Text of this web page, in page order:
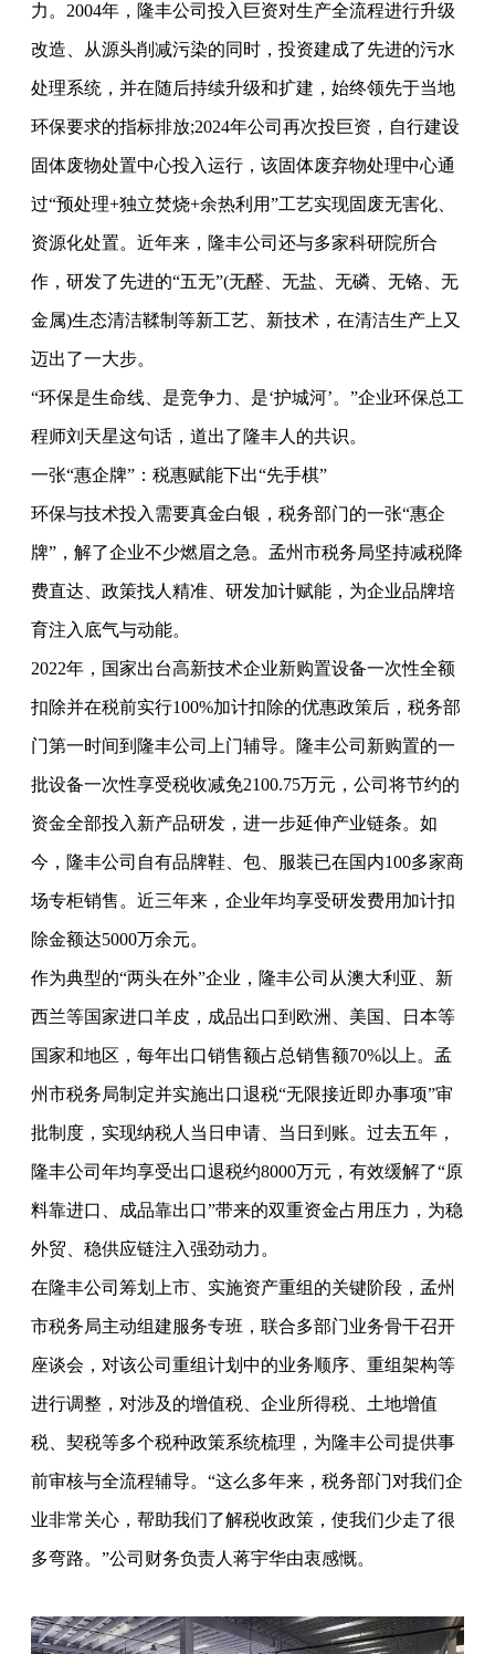
力。2004年，隆丰公司投入巨资对生产全流程进行升级
改造、从源头削减污染的同时，投资建成了先进的污水
处理系统，并在随后持续升级和扩建，始终领先于当地
环保要求的指标排放;2024年公司再次投巨资，自行建设
固体废物处置中心投入运行，该固体废弃物处理中心通
过“预处理+独立焚烧+余热利用”工艺实现固废无害化、
资源化处置。近年来，隆丰公司还与多家科研院所合
作，研发了先进的“五无”(无醛、无盐、无磷、无铬、无
金属)生态清洁鞣制等新工艺、新技术，在清洁生产上又
迈出了一大步。
“环保是生命线、是竞争力、是‘护城河’。”企业环保总工
程师刘天星这句话，道出了隆丰人的共识。
一张“惠企牌”：税惠赋能下出“先手棋”
环保与技术投入需要真金白银，税务部门的一张“惠企
牌”，解了企业不少燃眉之急。孟州市税务局坚持减税降
费直达、政策找人精准、研发加计赋能，为企业品牌培
育注入底气与动能。
2022年，国家出台高新技术企业新购置设备一次性全额
扣除并在税前实行100%加计扣除的优惠政策后，税务部
门第一时间到隆丰公司上门辅导。隆丰公司新购置的一
批设备一次性享受税收减免2100.75万元，公司将节约的
资金全部投入新产品研发，进一步延伸产业链条。如
今，隆丰公司自有品牌鞋、包、服装已在国内100多家商
场专柜销售。近三年来，企业年均享受研发费用加计扣
除金额达5000万余元。
作为典型的“两头在外”企业，隆丰公司从澳大利亚、新
西兰等国家进口羊皮，成品出口到欧洲、美国、日本等
国家和地区，每年出口销售额占总销售额70%以上。孟
州市税务局制定并实施出口退税“无限接近即办事项”审
批制度，实现纳税人当日申请、当日到账。过去五年，
隆丰公司年均享受出口退税约8000万元，有效缓解了“原
料靠进口、成品靠出口”带来的双重资金占用压力，为稳
外贸、稳供应链注入强劲动力。
在隆丰公司筹划上市、实施资产重组的关键阶段，孟州
市税务局主动组建服务专班，联合多部门业务骨干召开
座谈会，对该公司重组计划中的业务顺序、重组架构等
进行调整，对涉及的增值税、企业所得税、土地增值
税、契税等多个税种政策系统梳理，为隆丰公司提供事
前审核与全流程辅导。“这么多年来，税务部门对我们企
业非常关心，帮助我们了解税收政策，使我们少走了很
多弯路。”公司财务负责人蒋宇华由衷感慨。